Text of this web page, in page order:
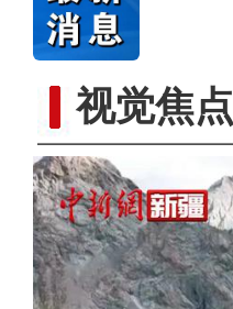
视觉焦点